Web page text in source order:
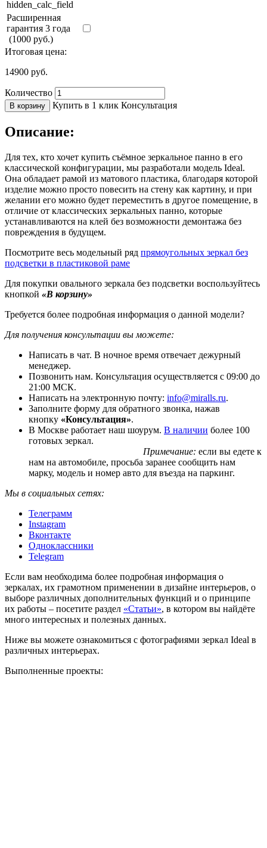
hidden_calc_field
Расширенная
гарантия 3 года
(1000 руб.)
Итоговая цена:
14900 руб.
Количество
В корзину Купить в 1 клик Консультация
Описание:
Для тех, кто хочет купить съёмное зеркальное панно в его
классической конфигурации, мы разработали модель Ideal.
Она обладает рамой из матового пластика, благодаря которой
изделие можно просто повесить на стену как картину, и при
желании его можно будет переместить в другое помещение, в
отличие от классических зеркальных панно, которые
устанавливаются на клей без возможности демонтажа без
повреждения в будущем.
Посмотрите весь модельный ряд прямоугольных зеркал без
подсветки в пластиковой раме
Для покупки овального зеркала без подсветки воспользуйтесь
кнопкой «В корзину»
Требуется более подробная информация о данной модели?
Для получения консультации вы можете:
Написать в чат. В ночное время отвечает дежурный
менеджер.
Позвонить нам. Консультация осуществляется с 09:00 до
21:00 МСК.
Написать на электронную почту: info@miralls.ru.
Заполните форму для обратного звонка, нажав
кнопку «Консультация».
В Москве работает наш шоурум. В наличии более 100
готовых зеркал.
Примечание: если вы едете к
нам на автомобиле, просьба заранее сообщить нам
марку, модель и номер авто для въезда на паркинг.
Мы в социальных сетях:
Телеграмм
Instagram
Вконтакте
Одноклассники
Telegram
Если вам необходима более подробная информация о
зеркалах, их грамотном применении в дизайне интерьеров, о
выборе различных дополнительных функций и о принципе
их работы – посетите раздел «Статьи», в котором вы найдёте
много интересных и полезных данных.
Ниже вы можете ознакомиться с фотографиями зеркал Ideal в
различных интерьерах.
Выполненные проекты: